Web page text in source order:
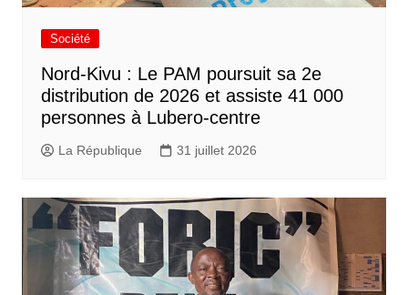
Société
Nord-Kivu : Le PAM poursuit sa 2e
distribution de 2026 et assiste 41 000
personnes à Lubero-centre
La République 31 juillet 2026